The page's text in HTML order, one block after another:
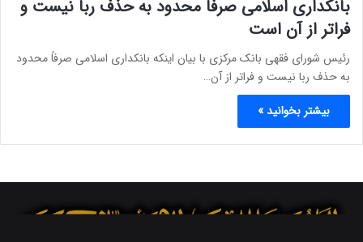
بانکداری اسلامی صرفاً محدود به حذف ربا نیست و
فراتر از آن است
رئیس شورای فقهی بانک مرکزی با بیان اینکه بانکداری اسلامی صرفاً محدود
به حذف ربا نیست و فراتر از آن…
بیشتر بخوانید »